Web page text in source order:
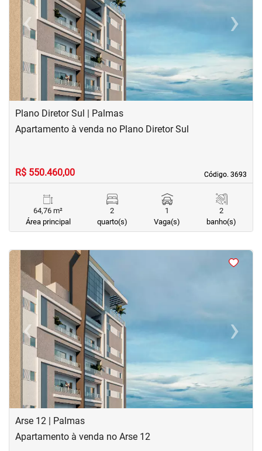
‹Previous ›Next
Plano Diretor Sul | Palmas
Código. 3693
Código. 3693
Apartamento à venda no Plano Diretor Sul
R$ 550.460,00
64,76 m²
Área principal
2
quarto(s)
1
Vaga(s)
2
banho(s)
< <
‹Previous ›Next
Arse 12 | Palmas
Apartamento à venda no Arse 12